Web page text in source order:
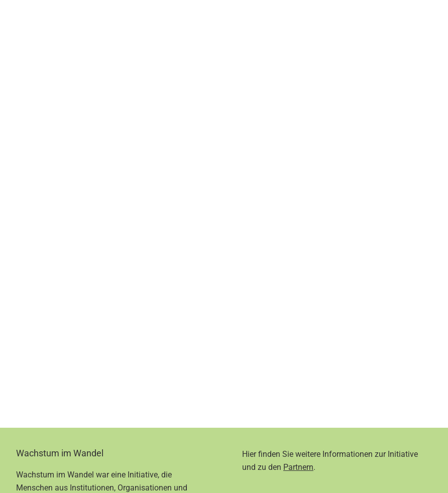
FooterWachstum im Wandel
Wachstum im Wandel war eine Initiative, die
Menschen aus Institutionen, Organisationen und
Hier finden Sie weitere Informationen zur Initiative
und zu den Partnern.